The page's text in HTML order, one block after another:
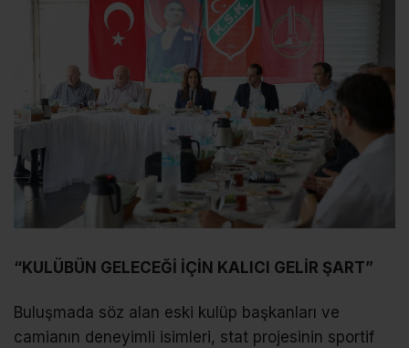
“KULÜBÜN GELECEĞİ İÇİN KALICI GELİR ŞART”
Buluşmada söz alan eski kulüp başkanları ve
camianın deneyimli isimleri, stat projesinin sportif